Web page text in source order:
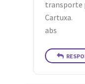
transporte
Cartuxa.
abs